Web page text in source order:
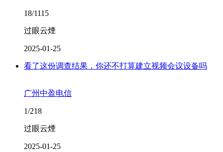
18/1115
过眼云煙
2025-01-25
看了这份调查结果，你还不打算建立视频会议设备吗
广州中盈电信
1/218
过眼云煙
2025-01-25